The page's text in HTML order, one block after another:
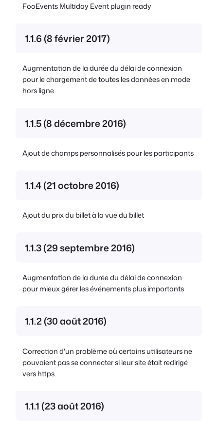
FooEvents Multiday Event plugin ready
1.1.6 (8 février 2017)
Augmentation de la durée du délai de connexion
pour le chargement de toutes les données en mode
hors ligne
1.1.5 (8 décembre 2016)
Ajout de champs personnalisés pour les participants
1.1.4 (21 octobre 2016)
Ajout du prix du billet à la vue du billet
1.1.3 (29 septembre 2016)
Augmentation de la durée du délai de connexion
pour mieux gérer les événements plus importants
1.1.2 (30 août 2016)
Correction d'un problème où certains utilisateurs ne
pouvaient pas se connecter si leur site était redirigé
vers https.
1.1.1 (23 août 2016)